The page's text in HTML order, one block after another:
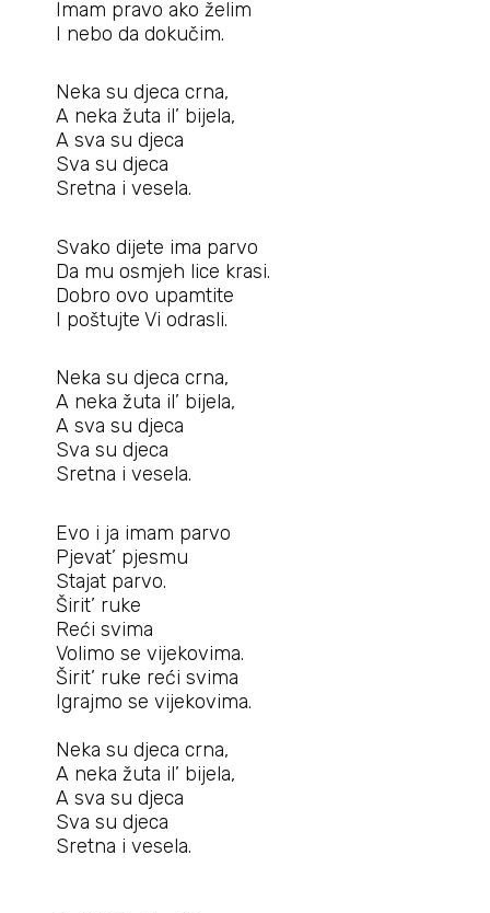
Imam pravo ako želim
I nebo da dokučim.
Neka su djeca crna,
A neka žuta il’ bijela,
A sva su djeca
Sva su djeca
Sretna i vesela.
Svako dijete ima parvo
Da mu osmjeh lice krasi.
Dobro ovo upamtite
I poštujte Vi odrasli.
Neka su djeca crna,
A neka žuta il’ bijela,
A sva su djeca
Sva su djeca
Sretna i vesela.
Evo i ja imam parvo
Pjevat’ pjesmu
Stajat parvo.
Širit’ ruke
Reći svima
Volimo se vijekovima.
Širit’ ruke reći svima
Igrajmo se vijekovima.
Neka su djeca crna,
A neka žuta il’ bijela,
A sva su djeca
Sva su djeca
Sretna i vesela.